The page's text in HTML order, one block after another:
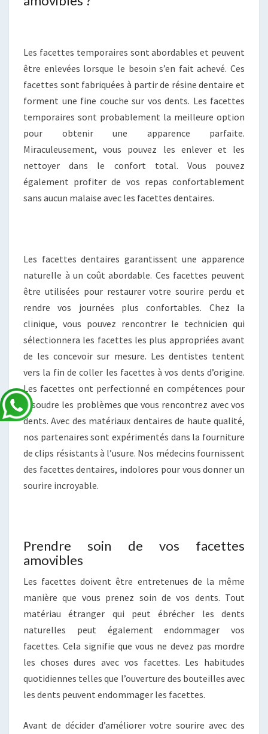
Les facettes temporaires sont abordables et peuvent
être enlevées lorsque le besoin s’en fait achevé. Ces
facettes sont fabriquées à partir de résine dentaire et
forment une fine couche sur vos dents. Les facettes
temporaires sont probablement la meilleure option
pour obtenir une apparence parfaite.
Miraculeusement, vous pouvez les enlever et les
nettoyer dans le confort total. Vous pouvez
également profiter de vos repas confortablement
sans aucun malaise avec les facettes dentaires.
Les facettes dentaires garantissent une apparence
naturelle à un coût abordable. Ces facettes peuvent
être utilisées pour restaurer votre sourire perdu et
rendre vos journées plus confortables. Chez la
clinique, vous pouvez rencontrer le technicien qui
sélectionnera les facettes les plus appropriées avant
de les concevoir sur mesure. Les dentistes tentent
vers la fin de coller les facettes à vos dents d’origine.
Les facettes ont perfectionné en compétences pour
résoudre les problèmes que vous rencontrez avec vos
dents. Avec des matériaux dentaires de haute qualité,
nos partenaires sont expérimentés dans la fourniture
de clips résistants à l’usure. Nos médecins fournissent
des facettes dentaires, indolores pour vous donner un
sourire incroyable.
Prendre soin de vos facettes
amovibles
Les facettes doivent être entretenues de la même
manière que vous prenez soin de vos dents. Tout
matériau étranger qui peut ébrécher les dents
naturelles peut également endommager vos
facettes. Cela signifie que vous ne devez pas mordre
les choses dures avec vos facettes. Les habitudes
quotidiennes telles que l’ouverture des bouteilles avec
les dents peuvent endommager les facettes.
Avant de décider d’améliorer votre sourire avec des